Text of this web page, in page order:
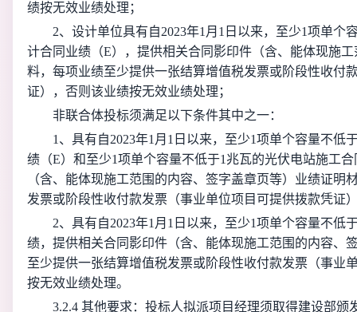
绩按无效业绩处理；
2、设计单位具有自2023年1月1日以来，至少1项单个
计合同业绩（E），提供相关合同影印件（含、能体现施
料，每项业绩至少提供一张结算增值税发票或阶段性收付
证），否则该业绩按无效业绩处理；
非联合体投标须满足以下条件其中之一：
1、具有自2023年1月1日以来，至少1项单个容量不低
绩（E）和至少1项单个容量不低于1兆瓦的光伏电站施工
（含、能体现施工范围的内容、签字盖章页等）业绩证明
发票或阶段性收付款发票（事业单位项目可提供拨款凭证
2、具有自2023年1月1日以来，至少1项单个容量不低
绩，提供相关合同影印件（含、能体现施工范围的内容、
至少提供一张结算增值税发票或阶段性收付款发票（事业
按无效业绩处理。
3.2.4 其他要求：投标人拟派项目经理须取得建设部